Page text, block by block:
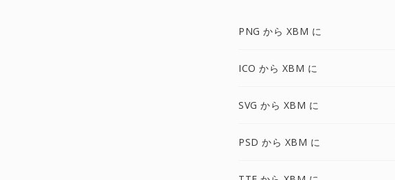
PNG から XBM に
ICO から XBM に
SVG から XBM に
PSD から XBM に